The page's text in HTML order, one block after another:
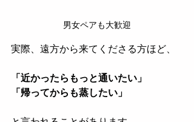
男女ペアも大歓迎
実際、遠方から来てくださる方ほど、
「近かったらもっと通いたい」
「帰ってからも蒸したい」